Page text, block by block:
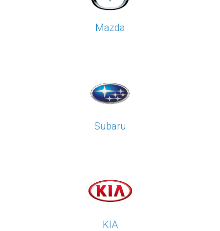
Mazda
Subaru
KIA